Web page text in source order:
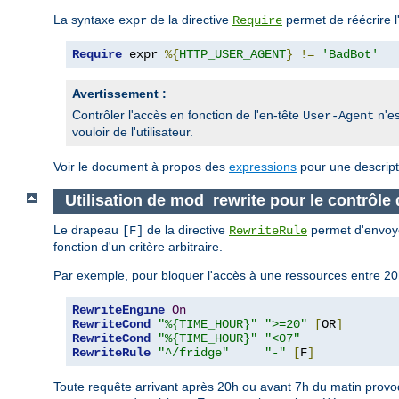
La syntaxe expr de la directive Require permet de réécrire
Require expr %{HTTP_USER_AGENT} != 'BadBot'
Avertissement :
Contrôler l'accès en fonction de l'en-tête User-Agent
vouloir de l'utilisateur.
Voir le document à propos des expressions pour une
Utilisation de mod_rewrite pour le contrôle
Le drapeau [F] de la directive RewriteRule permet
fonction d'un critère arbitraire.
Par exemple, pour bloquer l'accès à une ressources entre
RewriteEngine On
RewriteCond
"%{TIME_HOUR}" ">=20" [OR]
RewriteCond
"%{TIME_HOUR}"
"<07"
RewriteRule
"^/fridge" "-" [F]
Toute requête arrivant après 20h ou avant 7h du matin